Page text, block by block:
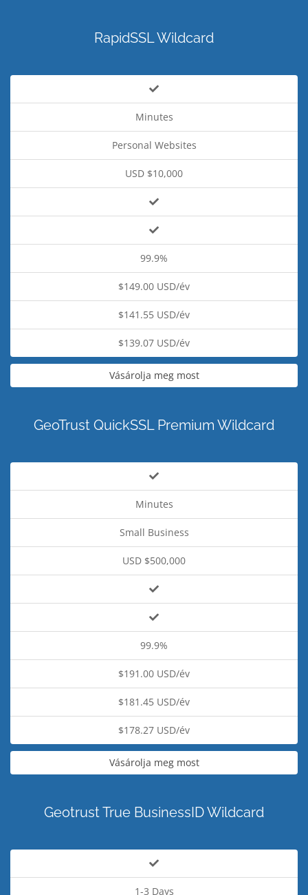
RapidSSL Wildcard
Minutes
Personal Websites
USD $10,000
99.9%
$149.00 USD/év
$141.55 USD/év
$139.07 USD/év
Vásárolja meg most
GeoTrust QuickSSL Premium Wildcard
Minutes
Small Business
USD $500,000
99.9%
$191.00 USD/év
$181.45 USD/év
$178.27 USD/év
Vásárolja meg most
Geotrust True BusinessID Wildcard
1-3 Days